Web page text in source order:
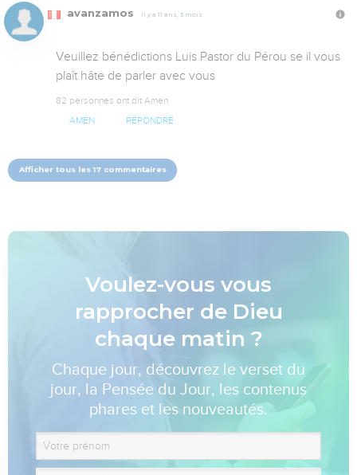
avanzamos Il y a 11 ans, 3 mois
Veuillez bénédictions Luis Pastor du Pérou se il vous
plaît hâte de parler avec vous
82 personnes ont dit Amen
AMEN RÉPONDRE
Afficher tous les 17 commentaires
Voulez-vous vous
rapprocher de Dieu
chaque matin ?
Chaque jour, découvrez le verset du
jour, la Pensée du Jour, les contenus
phares et les nouveautés.